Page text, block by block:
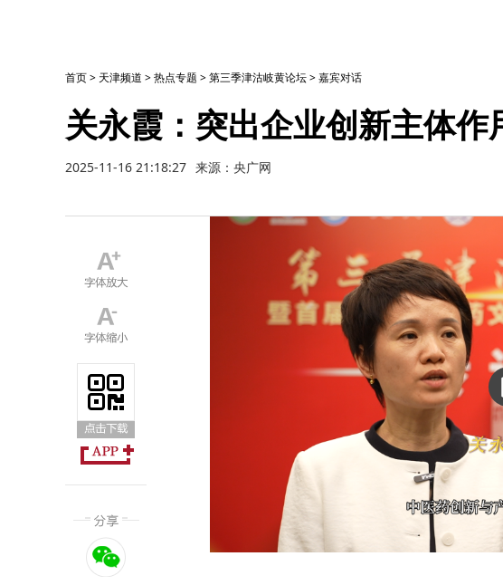
首页> 天津频道 >热点专题 >第三季津沽岐黄论坛>嘉宾对话
关永霞：突出企业创新主体
2025-11-16 21:18:27 来源：央广网